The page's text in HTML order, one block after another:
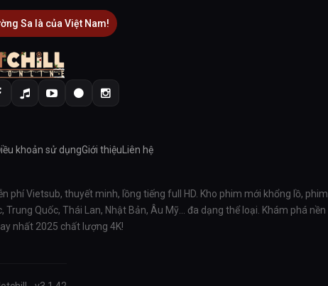
Sa là của Việt Nam!
khoản sử dụngGiới thiệuLiên hệ
Vietsub, thuyết minh, lồng tiếng full HD. Kho phim mới khổng lồ, phim
Quốc, Thái Lan, Nhật Bản, Âu Mỹ… đa dạng thể loại. Khám phá nền
nhất 2025 chất lượng 4K!